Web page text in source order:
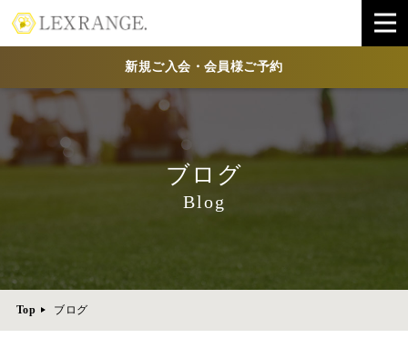
新規ご入会・会員様ご予約
ブログ
Blog
Top ブログ